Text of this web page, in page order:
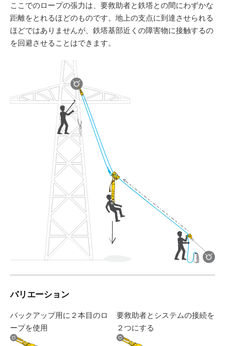
ここでのロープの張力は、要救助者と鉄塔との間にわずかな
距離をとれるほどのものです。地上の支点に到達させられる
ほどではありませんが、鉄塔基部近くの障害物に接触するの
を回避させることはできます。
バリエーション
バックアップ用に２本目のロ
ープを使用
要救助者とシステムの接続を
２つにする